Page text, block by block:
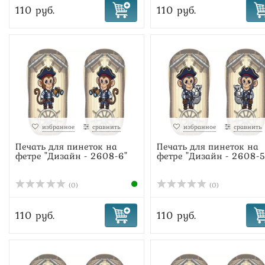
110 руб. 110 руб.
избранное сравнить
Печать для пинеток на
фетре "Дизайн - 2608-6"
(0)
110 руб.
избранное сравнить
Печать для пинеток на
фетре "Дизайн - 2608-
(0)
110 руб.